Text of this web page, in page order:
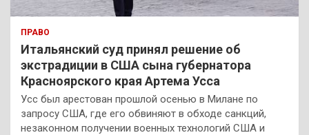
ПРАВО
Итальянский суд принял решение об
экстрадиции в США сына губернатора
Красноярского края Артема Усса
Усс был арестован прошлой осенью в Милане по
запросу США, где его обвиняют в обходе санкций,
незаконном получении военных технологий США и